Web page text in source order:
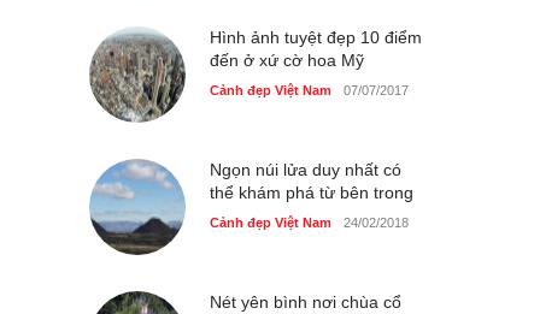
Cảnh đẹp Việt Nam 25/04/2020
Hình ảnh tuyệt đẹp 10 điểm
đến ở xứ cờ hoa Mỹ
Cảnh đẹp Việt Nam 07/07/2017
Ngọn núi lửa duy nhất có
thể khám phá từ bên trong
Cảnh đẹp Việt Nam 24/02/2018
Nét yên bình nơi chùa cổ